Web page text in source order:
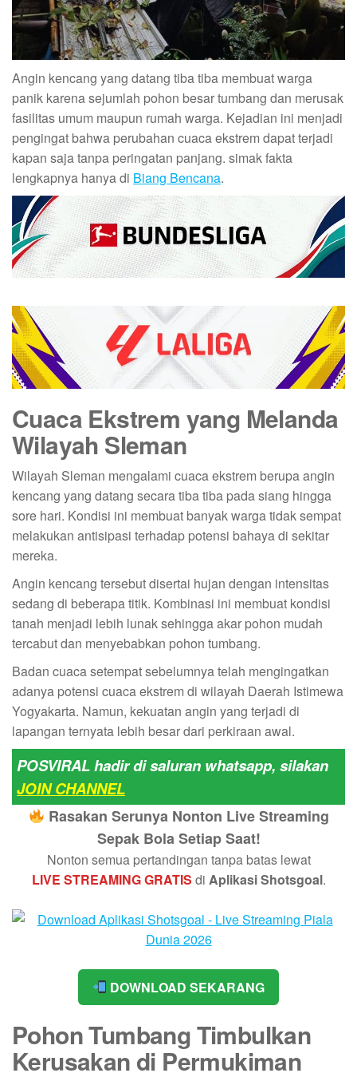
Angin kencang yang datang tiba tiba membuat warga
panik karena sejumlah pohon besar tumbang dan merusak
fasilitas umum maupun rumah warga. Kejadian ini menjadi
pengingat bahwa perubahan cuaca ekstrem dapat terjadi
kapan saja tanpa peringatan panjang. simak fakta
lengkapnya hanya di Biang Bencana.
Cuaca Ekstrem yang Melanda
Wilayah Sleman
Wilayah Sleman mengalami cuaca ekstrem berupa angin
kencang yang datang secara tiba tiba pada siang hingga
sore hari. Kondisi ini membuat banyak warga tidak sempat
melakukan antisipasi terhadap potensi bahaya di sekitar
mereka.
Angin kencang tersebut disertai hujan dengan intensitas
sedang di beberapa titik. Kombinasi ini membuat kondisi
tanah menjadi lebih lunak sehingga akar pohon mudah
tercabut dan menyebabkan pohon tumbang.
Badan cuaca setempat sebelumnya telah mengingatkan
adanya potensi cuaca ekstrem di wilayah Daerah Istimewa
Yogyakarta. Namun, kekuatan angin yang terjadi di
lapangan ternyata lebih besar dari perkiraan awal.
POSVIRAL hadir di saluran whatsapp, silakan
JOIN CHANNEL
Rasakan Serunya Nonton Live Streaming
Sepak Bola Setiap Saat!
Nonton semua pertandingan tanpa batas lewat
LIVE STREAMING GRATIS di Aplikasi Shotsgoal.
DOWNLOAD SEKARANG
Pohon Tumbang Timbulkan
Kerusakan di Permukiman